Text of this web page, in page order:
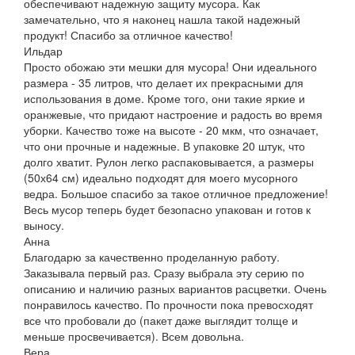
замечательно, что я наконец нашла такой надежный
продукт! Спасибо за отличное качество!
Ильдар
Просто обожаю эти мешки для мусора! Они идеального
размера - 35 литров, что делает их прекрасными для
использования в доме. Кроме того, они такие яркие и
оранжевые, что придают настроение и радость во время
уборки. Качество тоже на высоте - 20 мкм, что означает,
что они прочные и надежные. В упаковке 20 штук, что
долго хватит. Рулон легко распаковывается, а размеры
(50х64 см) идеально подходят для моего мусорного
ведра. Большое спасибо за такое отличное предложение!
Весь мусор теперь будет безопасно упакован и готов к
выносу.
Анна
Благодарю за качественно проделанную работу.
Заказывала первый раз. Сразу выбрала эту серию по
описанию и наличию разных вариантов расцветки. Очень
понравилось качество. По прочности пока превосходят
все что пробовали до (пакет даже выглядит толще и
меньше просвечивается). Всем довольна.
Вера